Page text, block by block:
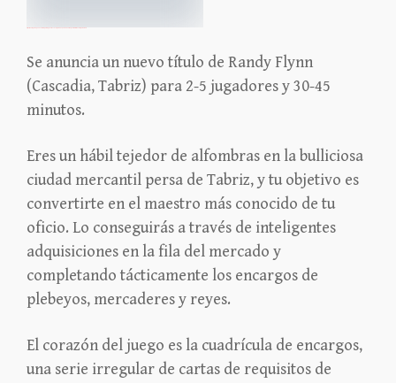
Se anuncia un nuevo título de Randy Flynn
(Cascadia, Tabriz) para 2-5 jugadores y 30-45
minutos.
Eres un hábil tejedor de alfombras en la bulliciosa
ciudad mercantil persa de Tabriz, y tu objetivo es
convertirte en el maestro más conocido de tu
oficio. Lo conseguirás a través de inteligentes
adquisiciones en la fila del mercado y
completando tácticamente los encargos de
plebeyos, mercaderes y reyes.
El corazón del juego es la cuadrícula de encargos,
una serie irregular de cartas de requisitos de